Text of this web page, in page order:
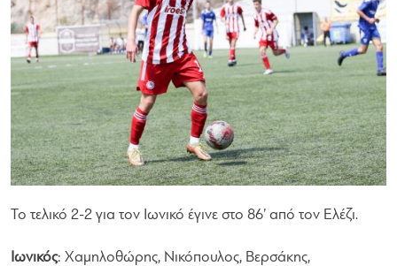
Το τελικό 2-2 για τον Ιωνικό έγινε στο 86’ από τον Ελέζι.
Ιωνικός: Χαμηλοθώρης, Νικόπουλος, Βερσάκης,